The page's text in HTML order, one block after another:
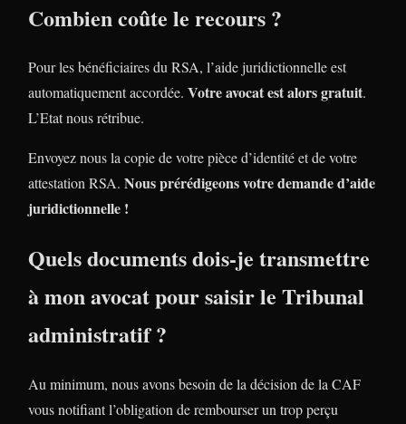
Combien coûte le recours ?
Pour les bénéficiaires du RSA, l’aide juridictionnelle est
automatiquement accordée. Votre avocat est alors gratuit.
L’Etat nous rétribue.
Envoyez nous la copie de votre pièce d’identité et de votre
attestation RSA. Nous prérédigeons votre demande d’aide
juridictionnelle !
Quels documents dois-je transmettre
à mon avocat pour saisir le Tribunal
administratif ?
Au minimum, nous avons besoin de la décision de la CAF
vous notifiant l’obligation de rembourser un trop perçu